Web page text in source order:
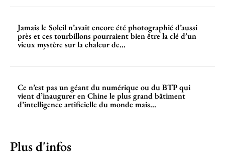
Jamais le Soleil n’avait encore été photographié d’aussi
près et ces tourbillons pourraient bien être la clé d’un
vieux mystère sur la chaleur de...
Ce n’est pas un géant du numérique ou du BTP qui
vient d’inaugurer en Chine le plus grand bâtiment
d’intelligence artificielle du monde mais...
Plus d'infos